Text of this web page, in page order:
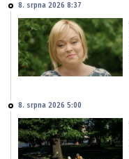
8. srpna 2026 8:37
8. srpna 2026 5:00